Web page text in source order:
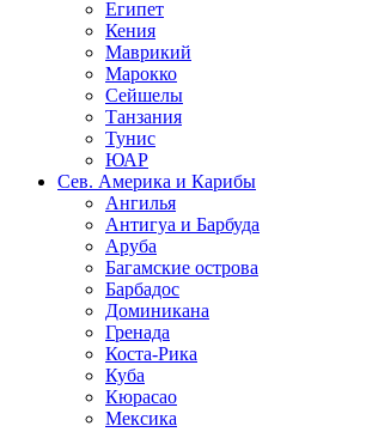
Египет
Кения
Маврикий
Марокко
Сейшелы
Танзания
Тунис
ЮАР
Сев. Америка и Карибы
Ангилья
Антигуа и Барбуда
Аруба
Багамские острова
Барбадос
Доминикана
Гренада
Коста-Рика
Куба
Кюрасао
Мексика